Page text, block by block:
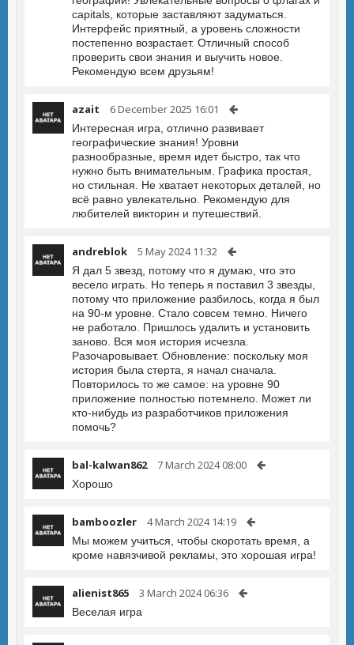
capitals, которые заставляют задуматься.
Интерфейс приятный, а уровень сложности
постепенно возрастает. Отличный способ
проверить свои знания и выучить новое.
Рекомендую всем друзьям!
azait 6 December 2025 16:01
Интересная игра, отлично развивает
географические знания! Уровни
разнообразные, время идет быстро, так что
нужно быть внимательным. Графика простая,
но стильная. Не хватает некоторых деталей, но
всё равно увлекательно. Рекомендую для
любителей викторин и путешествий.
andreblok 5 May 2024 11:32
Я дал 5 звезд, потому что я думаю, что это
весело играть. Но теперь я поставил 3 звезды,
потому что приложение разбилось, когда я был
на 90-м уровне. Стало совсем темно. Ничего
не работало. Пришлось удалить и установить
заново. Вся моя история исчезла.
Разочаровывает. Обновление: поскольку моя
история была стерта, я начал сначала.
Повторилось то же самое: на уровне 90
приложение полностью потемнело. Может ли
кто-нибудь из разработчиков приложения
помочь?
bal-kalwan862 7 March 2024 08:00
Хорошо
bamboozler 4 March 2024 14:19
Мы можем учиться, чтобы скоротать время, а
кроме навязчивой рекламы, это хорошая игра!
alienist865 3 March 2024 06:36
Веселая игра